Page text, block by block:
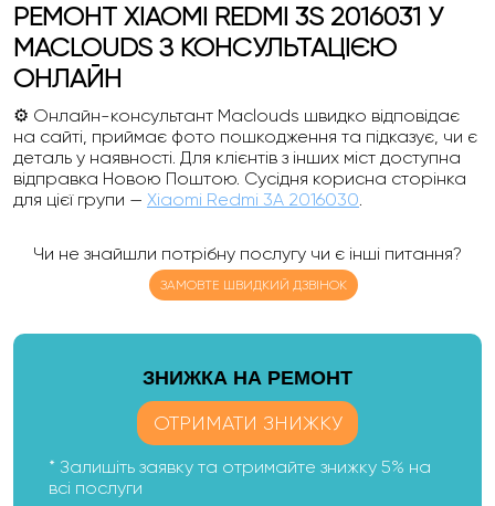
РЕМОНТ XIAOMI REDMI 3S 2016031 У
MACLOUDS З КОНСУЛЬТАЦІЄЮ
ОНЛАЙН
⚙️ Онлайн-консультант Maclouds швидко відповідає
на сайті, приймає фото пошкодження та підказує, чи є
деталь у наявності. Для клієнтів з інших міст доступна
відправка Новою Поштою. Сусідня корисна сторінка
для цієї групи — Xiaomi Redmi 3A 2016030.
Чи не знайшли потрібну послугу чи є інші питання?
ЗАМОВТЕ ШВИДКИЙ ДЗВІНОК
ЗНИЖКА НА РЕМОНТ
ОТРИМАТИ ЗНИЖКУ
* Залишіть заявку та отримайте знижку 5% на
всі послуги